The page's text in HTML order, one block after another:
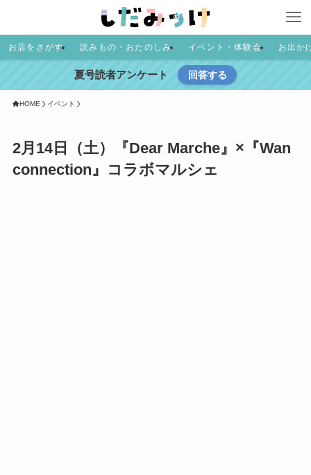
お店をさがす 読みもの・おたのしみ イベント・体験会 お出か
夏号読者アンケート 回答する
HOME イベント
2月14日（土）『Dear Marche』×『Wan
connection』コラボマルシェ